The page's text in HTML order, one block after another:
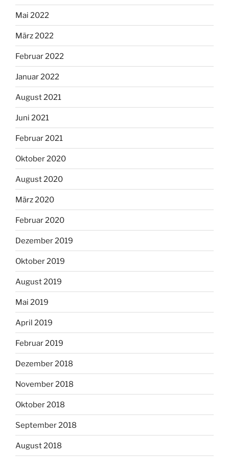
Mai 2022
März 2022
Februar 2022
Januar 2022
August 2021
Juni 2021
Februar 2021
Oktober 2020
August 2020
März 2020
Februar 2020
Dezember 2019
Oktober 2019
August 2019
Mai 2019
April 2019
Februar 2019
Dezember 2018
November 2018
Oktober 2018
September 2018
August 2018